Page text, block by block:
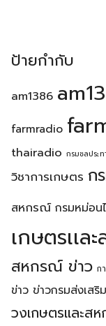
ป้ายกำกับ
am1386
farmradio
thairadio กรมชลประท
วิชาการเกษตร ก
สหกรณ์ กรมหม่อน
เกษตรเเ
สหกรณ์ ข่าว ก
ข่าว ข่าวกรมส่งเสริ
วงเกษตรเเละส